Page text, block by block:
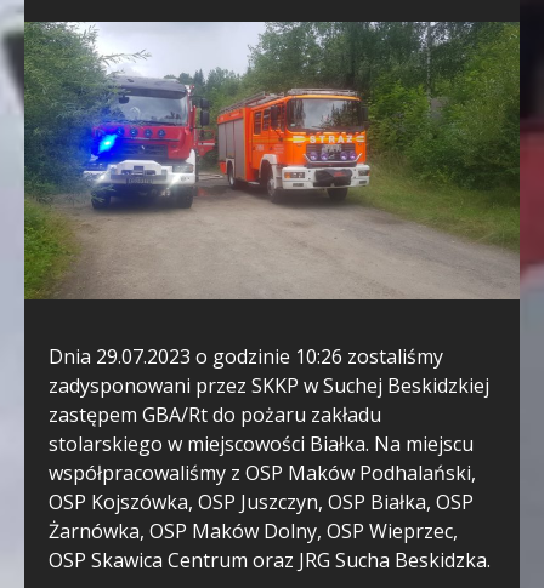
Dnia 29.07.2023 o godzinie 10:26 zostaliśmy
zadysponowani przez SKKP w Suchej Beskidzkiej
zastępem GBA/Rt do pożaru zakładu
stolarskiego w miejscowości Białka. Na miejscu
współpracowaliśmy z OSP Maków Podhalański,
OSP Kojszówka, OSP Juszczyn, OSP Białka, OSP
Żarnówka, OSP Maków Dolny, OSP Wieprzec,
OSP Skawica Centrum oraz JRG Sucha Beskidzka.